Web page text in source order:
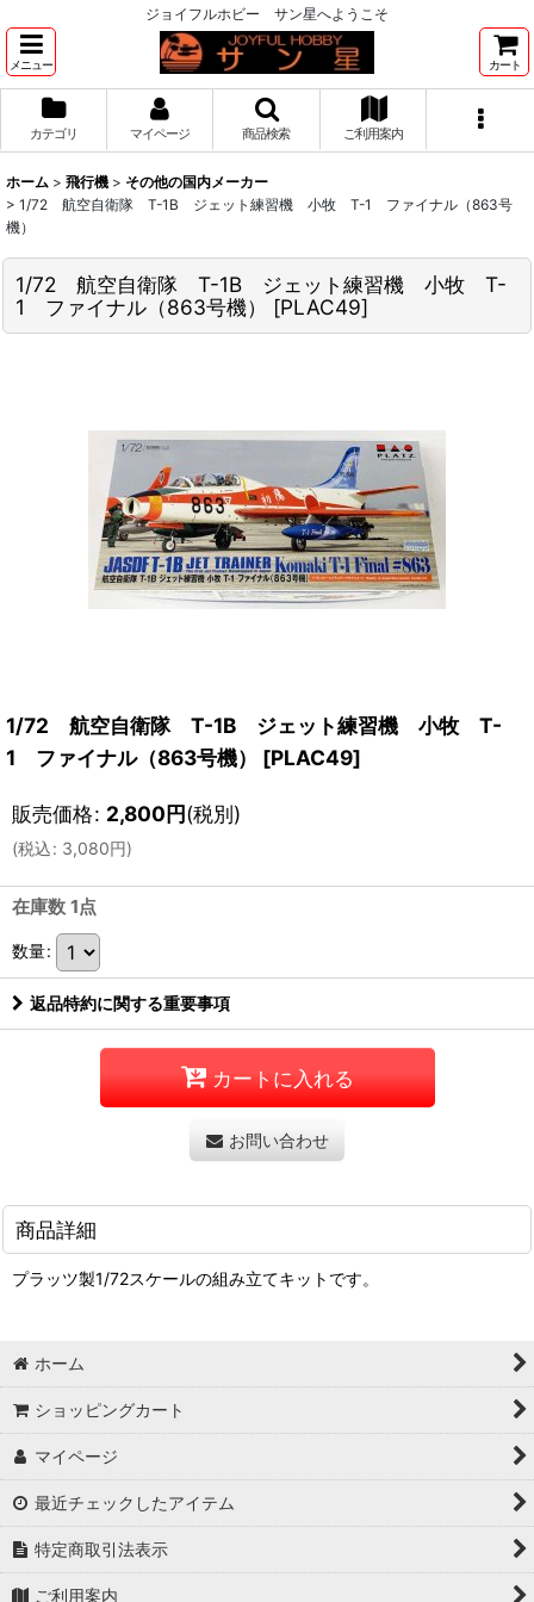
ジョイフルホビー サン星へようこそ
メニュー カート
カテゴリ マイページ 商品検索 ご利用案内
ホーム > 飛行機 > その他の国内メーカー
> 1/72 航空自衛隊 T-1B ジェット練習機 小牧 T-1 ファイナル（863号
機）
1/72 航空自衛隊 T-1B ジェット練習機 小牧 T-
1 ファイナル（863号機）
[PLAC49]
1/72 航空自衛隊 T-1B ジェット練習機 小牧 T-
1 ファイナル（863号機）
[PLAC49]
販売価格: 2,800円(税別)
(税込: 3,080円)
在庫数 1点
数量:
返品特約に関する重要事項
カートに入れる
お問い合わせ
商品詳細
プラッツ製1/72スケールの組み立てキットです。
ホーム
ショッピングカート
マイページ
最近チェックしたアイテム
特定商取引法表示
ご利用案内